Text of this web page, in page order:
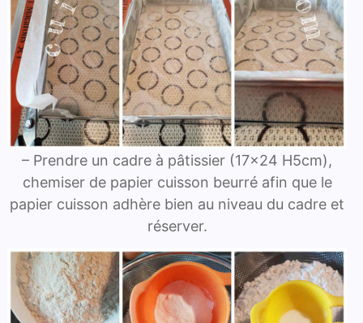
– Prendre un cadre à pâtissier (17×24 H5cm),
chemiser de papier cuisson beurré afin que le
papier cuisson adhère bien au niveau du cadre et
réserver.